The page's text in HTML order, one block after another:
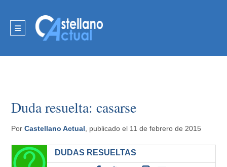
Duda resuelta: casarse
PorCastellano Actual , publicado el 11 de febrero de 2015
DUDAS RESUELTAS